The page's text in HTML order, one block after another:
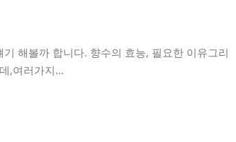
해볼까 합니다. 향수의 효능, 필요한 이유그리
,여러가지…